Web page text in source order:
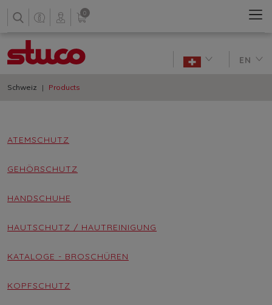
0
EN
Schweiz Products
ATEMSCHUTZ
GEHÖRSCHUTZ
HANDSCHUHE
HAUTSCHUTZ / HAUTREINIGUNG
KATALOGE - BROSCHÜREN
KOPFSCHUTZ